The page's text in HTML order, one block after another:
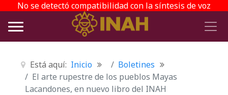
No se detectó compatibilidad con la síntesis de voz
Está aquí: Inicio
Boletines
El arte rupestre de los pueblos Mayas
Lacandones, en nuevo libro del INAH